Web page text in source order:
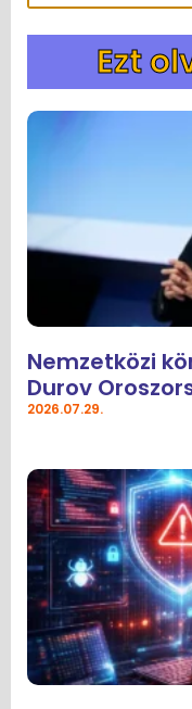
Ezt
Nemzetközi
Durov
2026.07.29.